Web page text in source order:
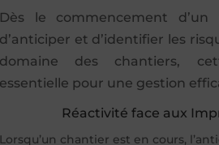
le commencement
et d’identifier les
des chantiers,
pour une gestion
Réactivité face aux
chantier est en cours,